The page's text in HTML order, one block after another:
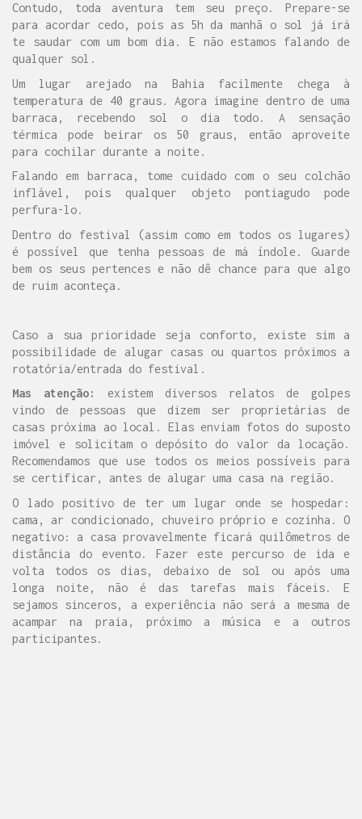
Contudo, toda aventura tem seu preço. Prepare-se
para acordar cedo, pois as 5h da manhã o sol já irá
te saudar com um bom dia. E não estamos falando de
qualquer sol.
Um lugar arejado na Bahia facilmente chega à
temperatura de 40 graus. Agora imagine dentro de uma
barraca, recebendo sol o dia todo. A sensação
térmica pode beirar os 50 graus, então aproveite
para cochilar durante a noite.
Falando em barraca, tome cuidado com o seu colchão
inflável, pois qualquer objeto pontiagudo pode
perfura-lo.
Dentro do festival (assim como em todos os lugares)
é possível que tenha pessoas de má índole. Guarde
bem os seus pertences e não dê chance para que algo
de ruim aconteça.
Caso a sua prioridade seja conforto, existe sim a
possibilidade de alugar casas ou quartos próximos a
rotatória/entrada do festival.
Mas atenção:
existem diversos relatos de golpes
vindo de pessoas que dizem ser proprietárias de
casas próxima ao local. Elas enviam fotos do suposto
imóvel e solicitam o depósito do valor da locação.
Recomendamos que use todos os meios possíveis para
se certificar, antes de alugar uma casa na região.
O lado positivo de ter um lugar onde se hospedar:
cama, ar condicionado, chuveiro próprio e cozinha. O
negativo: a casa provavelmente ficará quilômetros de
distância do evento. Fazer este percurso de ida e
volta todos os dias, debaixo de sol ou após uma
longa noite, não é das tarefas mais fáceis. E
sejamos sinceros, a experiência não será a mesma de
acampar na praia, próximo a música e a outros
participantes.